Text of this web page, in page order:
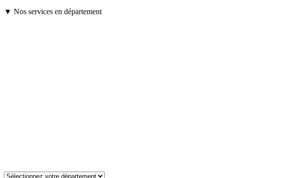
▼ Nos services en département